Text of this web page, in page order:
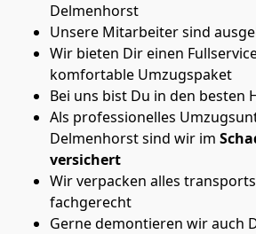
Delmenhorst
Unsere Mitarbeiter sind
Wir bieten Dir einen
komfortable Umzugspaket
Bei uns bist Du in den besten
Als professionelles
Delmenhorst sind wir im
versichert
Wir verpacken alles
fachgerecht
Gerne demontieren wir auch